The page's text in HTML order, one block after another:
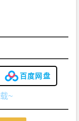
百度网盘
~